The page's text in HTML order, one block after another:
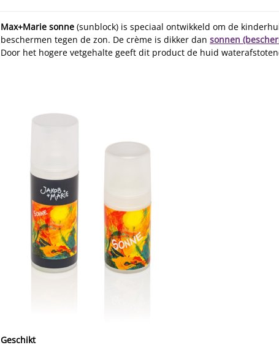
Max+Marie sonne (sunblock) is speciaal ontwikkeld om de
beschermen tegen de zon. De crème is dikker dansonnen
Door het hogere vetgehalte geeft dit product de huid
Geschikt